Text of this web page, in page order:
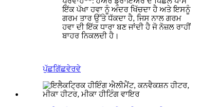
ਇੱਕ ਪੱਖਾ ਹਵਾ ਨੂੰ ਅੰਦਰ ਖਿੱਚਦਾ ਹੈ ਅਤੇ ਇਸਨੂੰ
ਗਰਮ ਤਾਰ ਉੱਤੇ ਧੱਕਦਾ ਹੈ, ਜਿਸ ਨਾਲ ਗਰਮ
ਹਵਾ ਦੀ ਇੱਕ ਧਾਰਾ ਬਣ ਜਾਂਦੀ ਹੈ ਜੋ ਨੋਜ਼ਲ ਰਾਹੀਂ
ਬਾਹਰ ਨਿਕਲਦੀ ਹੈ।
ਪੁੱਛਗਿੱਛਵੇਰਵੇ